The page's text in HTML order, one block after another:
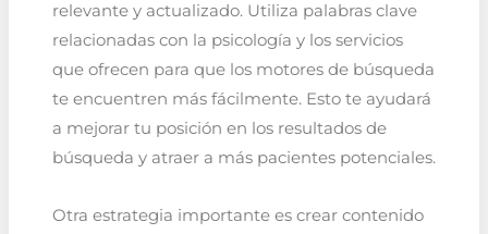
relevante y actualizado. Utiliza palabras clave
relacionadas con la psicología y los servicios
que ofrecen para que los motores de búsqueda
te encuentren más fácilmente. Esto te ayudará
a mejorar tu posición en los resultados de
búsqueda y atraer a más pacientes potenciales.
Otra estrategia importante es crear contenido